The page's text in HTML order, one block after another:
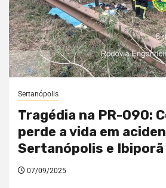
Sertanópolis
Tragédia na PR-090:
perde a vida em
Sertanópolis e Ibiporã
07/09/2025